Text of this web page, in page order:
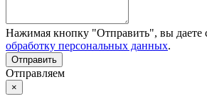
Нажимая кнопку "Отправить", вы даете
обработку персональных данных.
Отправляем
×